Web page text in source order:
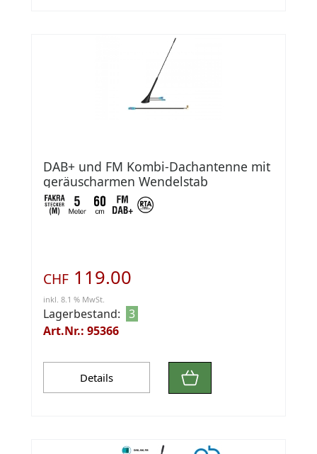
DAB+ und FM Kombi-Dachantenne mit
geräuscharmen Wendelstab
CHF 119.00
inkl. 8.1 % MwSt.
Lagerbestand: 3
Art.Nr.: 95366
Details